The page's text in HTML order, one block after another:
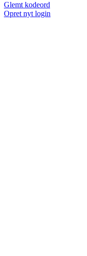
Glemt kodeord
Opret nyt login